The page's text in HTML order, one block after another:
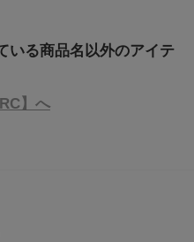
いる商品名以外のアイテ
】へ